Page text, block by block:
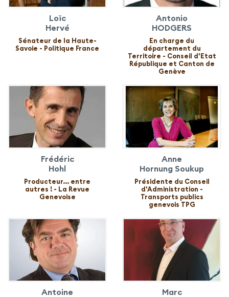
Loïc
Hervé
Sénateur de la Haute-
Savoie - Politique France
Antonio
HODGERS
En charge du
département du
Territoire - Conseil d'Etat
République et Canton de
Genève
Frédéric
Hohl
Producteur... entre
autres ! - La Revue
Genevoise
Anne
Hornung Soukup
Présidente du Conseil
d'Administration -
Transports publics
genevois TPG
Antoine
Marc